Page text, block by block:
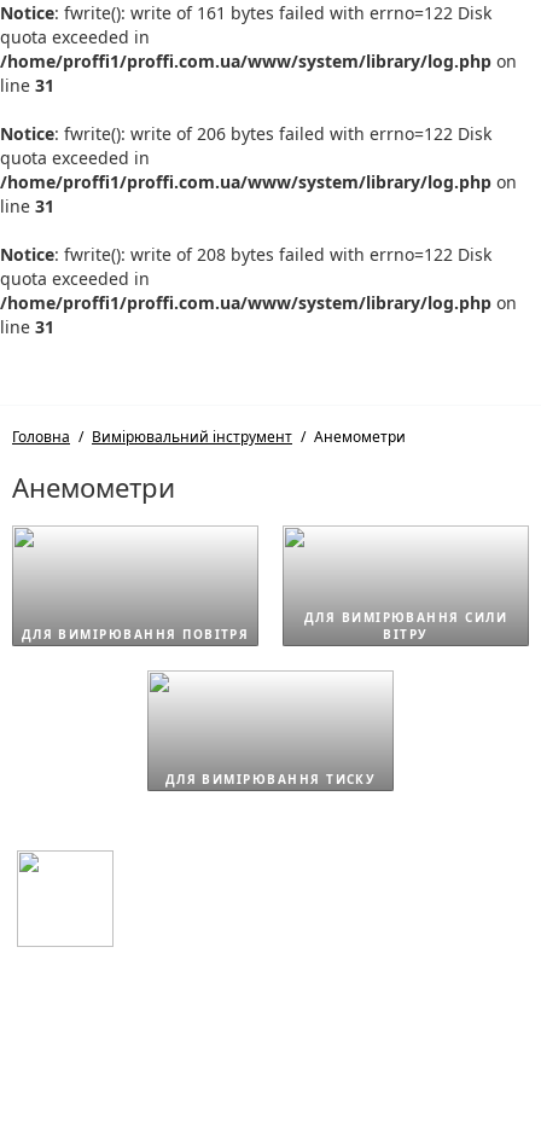
Notice: fwrite(): write of 161 bytes failed with errno=122 Disk
quota exceeded in
/home/proffi1/proffi.com.ua/www/system/library/log.php on
line 31
Notice: fwrite(): write of 206 bytes failed with errno=122 Disk
quota exceeded in
/home/proffi1/proffi.com.ua/www/system/library/log.php on
line 31
Notice: fwrite(): write of 208 bytes failed with errno=122 Disk
quota exceeded in
/home/proffi1/proffi.com.ua/www/system/library/log.php on
line 31
Головна Вимірювальний інструмент Анемометри
Анемометри
ДЛЯ ВИМІРЮВАННЯ ПОВІТРЯ
ДЛЯ ВИМІРЮВАННЯ СИЛИ
ВІТРУ
ДЛЯ ВИМІРЮВАННЯ ТИСКУ